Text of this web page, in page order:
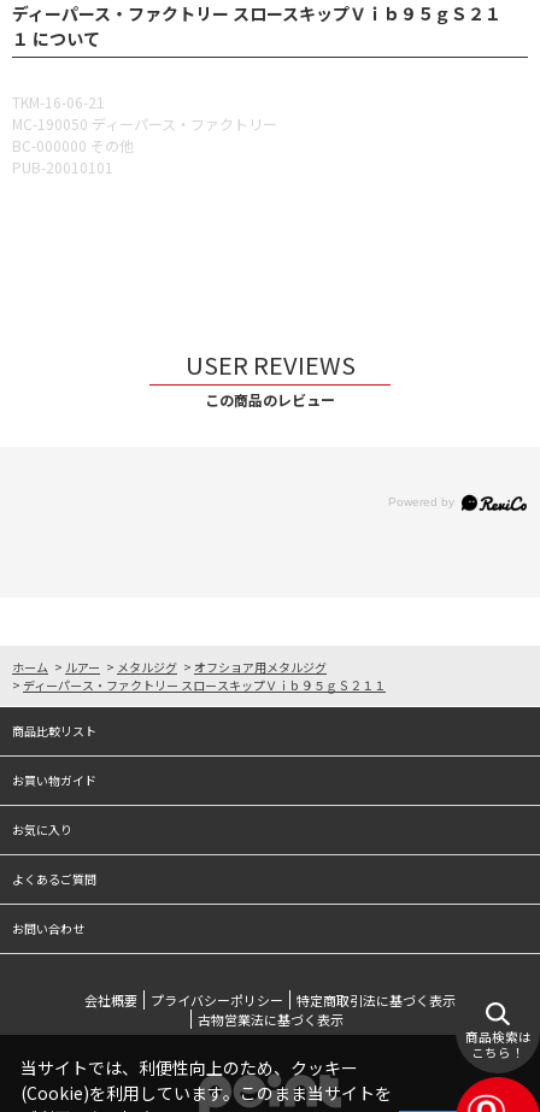
ディーパース・ファクトリー スロースキップＶｉｂ９５ｇＳ２１
１ について
TKM-16-06-21
MC-190050 ディーパース・ファクトリー
BC-000000 その他
PUB-20010101
USER REVIEWS
この商品のレビュー
ホーム > ルアー > メタルジグ > オフショア用メタルジグ
> ディーパース・ファクトリー スロースキップＶｉｂ９５ｇＳ２１１
商品比較リスト
お買い物ガイド
お気に入り
よくあるご質問
お問い合わせ
会社概要 プライバシーポリシー
特定商取引法に基づく表示
古物営業法に基づく表示
商品検索は
こちら！
当サイトでは、利便性向上のため、クッキー
(Cookie)を利用しています。このまま当サイトを